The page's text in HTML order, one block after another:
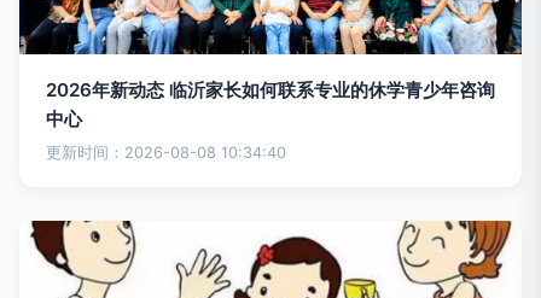
2026年新动态 临沂家长如何联系专业的休学青少年咨询
中心
更新时间：2026-08-08 10:34:40